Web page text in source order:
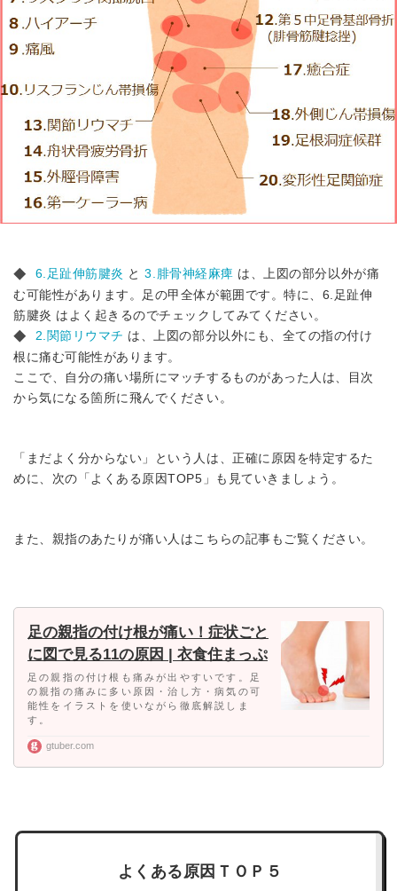
◆ 6.足趾伸筋腱炎 と3.腓骨神経麻痺 は、上図の部分以外が痛
む可能性があります。足の甲全体が範囲です。特に、6.足趾伸
筋腱炎 はよく起きるのでチェックしてみてください。
◆
2.関節リウマチ は、上図の部分以外にも、全ての指の付け
根に痛む可能性があります。
ここで、自分の痛い場所にマッチするものがあった人は、目次
から気になる箇所に飛んでください。
「まだよく分からない」という人は、正確に原因を特定するた
めに、次の「よくある原因TOP5」も見ていきましょう。
また、親指のあたりが痛い人はこちらの記事もご覧ください。
足の親指の付け根が痛い！症状ごと
に図で見る11の原因 | 衣食住まっぷ
足の親指の付け根も痛みが出やすいです。足
の親指の痛みに多い原因・治し方・病気の可
能性をイラストを使いながら徹底解説しま
す。
gtuber.com
よくある原因ＴＯＰ５